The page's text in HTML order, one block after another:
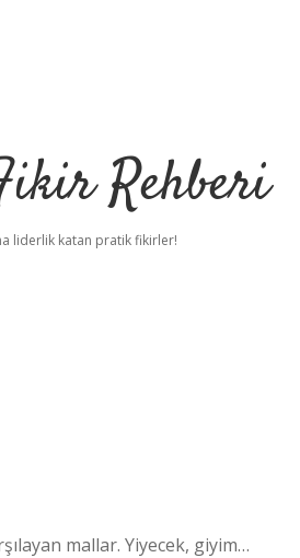
Rehberi
liderlik katan pratik fikirler!
mallar. Yiyecek, giyim…